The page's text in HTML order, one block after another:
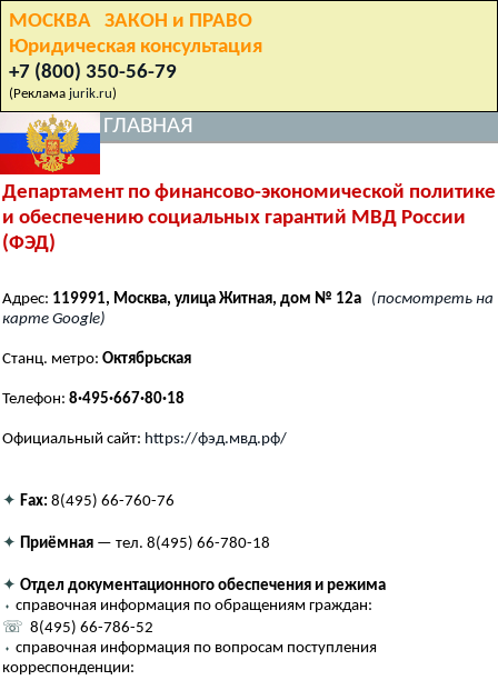
МОСКВА ЗАКОН и ПРАВО
Юридическая консультация
+7 (800) 350-56-79
(Реклама jurik.ru)
ГЛАВНАЯ
Департамент по финансово-экономической политике
и обеспечению социальных гарантий МВД России
(ФЭД)
Адрес: 119991, Москва, улица Житная, дом № 12а
(посмотреть на
карте Google)
Станц. метро: Октябрьская
Телефон: 8·495·667·80·18
Официальный сайт: https://фэд.мвд.рф/
✦ Fax: 8(495) 66-760-76
✦ Приёмная — тел. 8(495) 66-780-18
✦ Отдел документационного обеспечения и режима
⬪ справочная информация по обращениям граждан:
☏ 8(495) 66-786-52
⬪ справочная информация по вопросам поступления
корреспонденции: